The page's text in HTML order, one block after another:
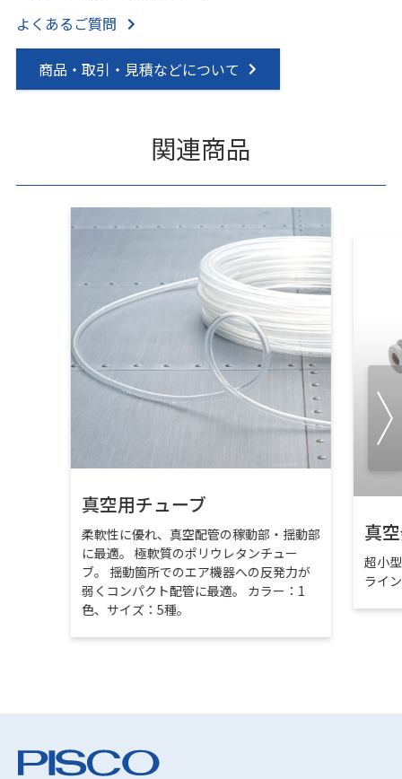
よくあるご質問
商品・取引・見積などについて
関連商品
真空用チューブ
柔軟性に優れ、真空配管の稼動部・揺動部
に最適。 極軟質のポリウレタンチュー
ブ。 揺動箇所でのエア機器への反発力が
弱くコンパクト配管に最適。 カラー：1
色、サイズ：5種。
真
超小
ライ